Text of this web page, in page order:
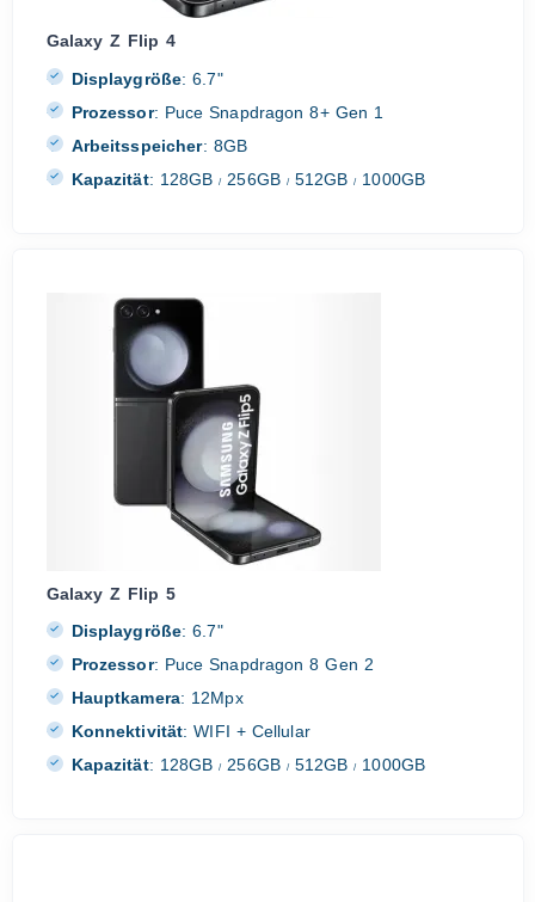
Galaxy Z Flip 4
Displaygröße: 6.7"
Prozessor: Puce Snapdragon 8+ Gen 1
Arbeitsspeicher: 8GB
Kapazität: 128GB/ 256GB /512GB/ 1000GB
Galaxy Z Flip 5
Displaygröße: 6.7"
Prozessor: Puce Snapdragon 8 Gen 2
Hauptkamera: 12Mpx
Konnektivität: WIFI + Cellular
Kapazität: 128GB/ 256GB /512GB/ 1000GB